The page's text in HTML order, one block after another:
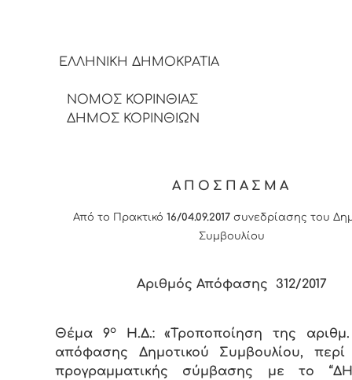
ΕΛΛΗΝΙΚΗ
ΝΟΜΟΣ ΚΟΡΙΝΘΙΑΣ
ΔΗΜΟΣ ΚΟΡΙΝΘΙΩΝ
ΑΠΟΣΠΑΣΜΑ
Από το Πρακτικό16/04.09.2017 συνεδρίασης του
Συμβουλίου
Αριθμός Απόφασης 312/2017
Θέμα 9οΗ.Δ.: «Τροποποίηση της αριθμ.
απόφασης Δημοτικού Συμβουλίου,
προγραμματικής σύμβασης με το